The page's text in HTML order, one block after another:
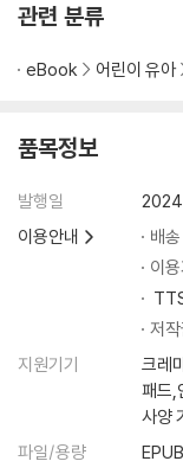
관련 분류
eBook 어린이 유아
품목정보
발행일
이용안내
배
이
저
지원기기
크레
패드,
사양
파일/용량